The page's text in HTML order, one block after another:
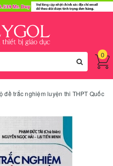
0
đề trắc nghiệm luyện thi THPT Quốc